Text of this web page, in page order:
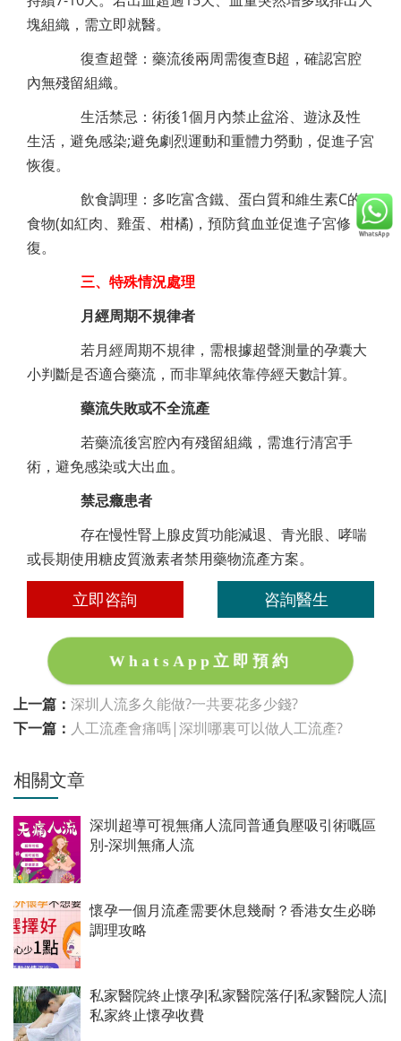
塊組織，需立即就醫。
復查超聲：藥流後兩周需復查B超，確認宮腔
內無殘留組織。
生活禁忌：術後1個月內禁止盆浴、遊泳及性
生活，避免感染;避免劇烈運動和重體力勞動，促進子宮
恢復。
飲食調理：多吃富含鐵、蛋白質和維生素C的
食物(如紅肉、雞蛋、柑橘)，預防貧血並促進子宮修
復。
三、特殊情況處理
月經周期不規律者
若月經周期不規律，需根據超聲測量的孕囊大
小判斷是否適合藥流，而非單純依靠停經天數計算。
藥流失敗或不全流產
若藥流後宮腔內有殘留組織，需進行清宮手
術，避免感染或大出血。
禁忌癥患者
存在慢性腎上腺皮質功能減退、青光眼、哮喘
或長期使用糖皮質激素者禁用藥物流產方案。
立即咨詢 咨詢醫生
WhatsApp立即預約
上一篇： 深圳人流多久能做?一共要花多少錢?
下一篇： 人工流產會痛嗎|深圳哪裏可以做人工流產?
相關文章
深圳超導可視無痛人流同普通負壓吸引術嘅區
別-深圳無痛人流
懷孕一個月流產需要休息幾耐？香港女生必睇
調理攻略
私家醫院終止懷孕|私家醫院落仔|私家醫院人流|
私家終止懷孕收費